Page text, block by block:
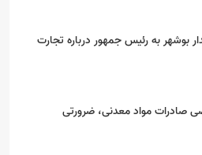
بوشهر به رئیس جمهور درباره تجارت
صادرات مواد معدنی، ضرورتی